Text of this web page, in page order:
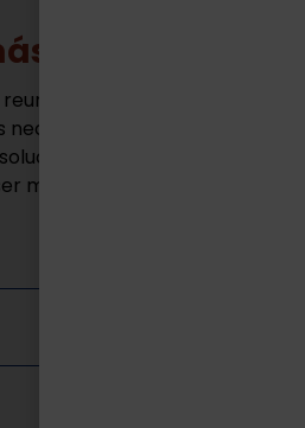
información?
para conocer tu
Juntos vamos
innovadora para
mas competitivos.